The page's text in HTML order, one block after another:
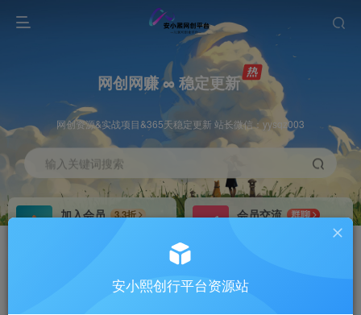
网创网赚 ∞ 稳定更新
网创资源&实战项目&365天稳定更新 站长微信：yysqz003
输入关键词搜索
加入会员
3.3折
会员交流
群聊
推广返佣高达70%
24小时自动赚钱
安小熙创行平台资源站